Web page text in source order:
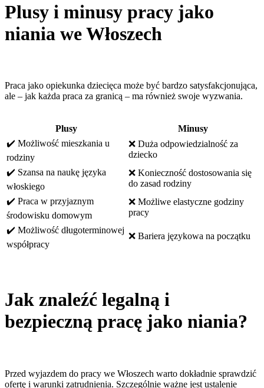
Plusy i minusy pracy jako
niania we Włoszech
Praca jako opiekunka dziecięca może być bardzo satysfakcjonująca,
ale – jak każda praca za granicą – ma również swoje wyzwania.
Plusy
Minusy
✔️ Możliwość mieszkania u
rodziny
❌ Duża odpowiedzialność za
dziecko
✔️ Szansa na naukę języka
włoskiego
❌ Konieczność dostosowania się
do zasad rodziny
✔️ Praca w przyjaznym
środowisku domowym
❌ Możliwe elastyczne godziny
pracy
✔️ Możliwość długoterminowej
współpracy
❌ Bariera językowa na początku
Jak znaleźć legalną i
bezpieczną pracę jako niania?
Przed wyjazdem do pracy we Włoszech warto dokładnie sprawdzić
ofertę i warunki zatrudnienia. Szczególnie ważne jest ustalenie